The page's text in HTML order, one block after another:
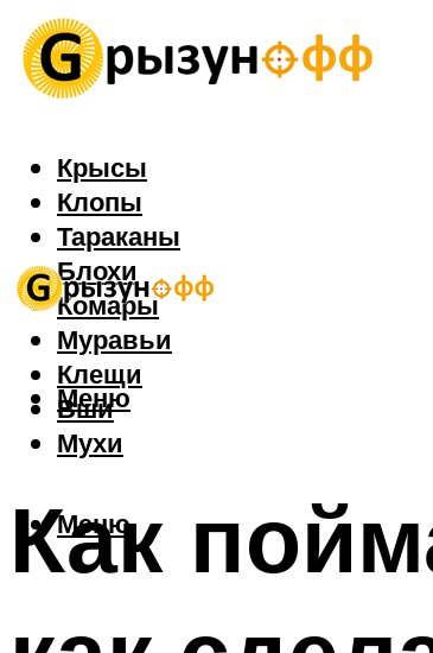
Крысы
Клопы
Тараканы
Блохи
Комары
Муравьи
Клещи
Вши
Мухи
Меню
Меню
Как